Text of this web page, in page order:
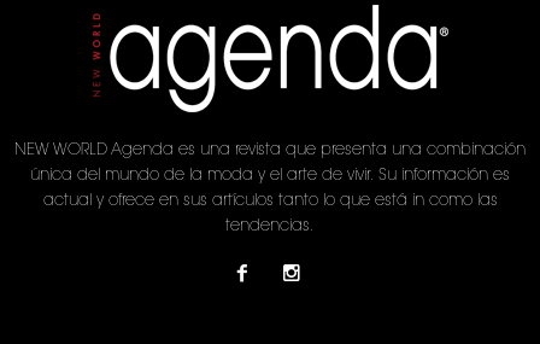
NEW WORLD Agenda es una revista que presenta una combinación
única del mundo de la moda y el arte de vivir. Su información es
actual y ofrece en sus artículos tanto lo que está in como las
tendencias.